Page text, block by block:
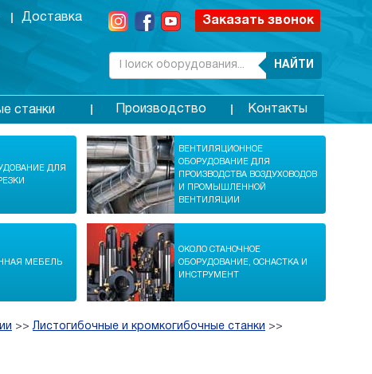
Доставка Заказать звонок
НАЙТИ
станки Производство Контакты
ДЛЯ
ВЕНТИЛЯЦИОННОЕ
ОБОРУДОВАНИЕ ДЛЯ
ПРОИЗВОДСТВА ВОЗДУХОВОДОВ
И ПРОМЫШЛЕННОЙ
ВЕНТИЛЯЦИИ
МЕБЕЛЬ
ОКОЛО СТАНОЧНОЕ
ОБОРУДОВАНИЕ, ОСНАСТКА И
ИНСТРУМЕНТ
>>Листогибочные и кромкогибочные станки >>